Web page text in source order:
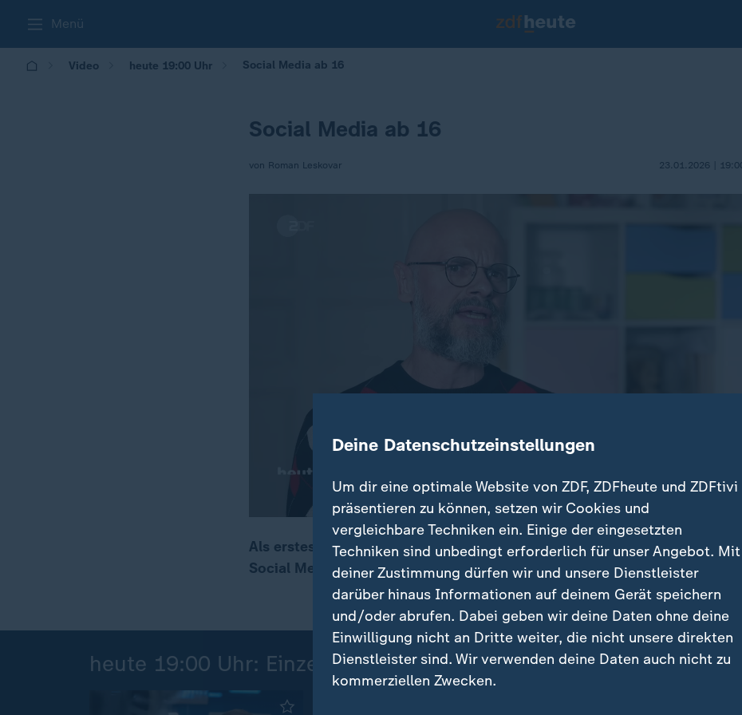
Menü
Video heute 19:00 Uhr Social Media ab 16
Social Media ab 16
von Roman Leskovar 23.01.2026 |
00:18 01:36
Als erstes Land hat Australien ein Mindestalter von 16 Jahren für die
Social Media eingeführt. In Deutschland wird nun eine ähnliche
heute 19:00 Uhr: Einzelbeiträge
Deine Datenschutzeinstellungen
Um dir eine optimale Website von ZDF, ZDFheute und ZDFtivi
präsentieren zu können, setzen wir Cookies und
vergleichbare Techniken ein. Einige der eingesetzten
Techniken sind unbedingt erforderlich für unser Angebot. Mit
deiner Zustimmung dürfen wir und unsere Dienstleister
darüber hinaus Informationen auf deinem Gerät speichern
und/oder abrufen. Dabei geben wir deine Daten ohne deine
Einwilligung nicht an Dritte weiter, die nicht unsere direkten
Dienstleister sind. Wir verwenden deine Daten auch nicht zu
kommerziellen Zwecken.